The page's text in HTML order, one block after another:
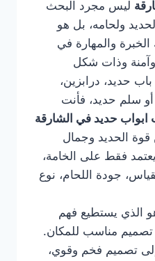
ليس مجرد البحث
ولحامه، بل هو
والمهارة في
وآمنة وذات شكل
حديد، درابزين،
سلم حديد، فأنت
ابواب حديد في الشارقة
الحديد وجمال
يعتمد فقط على الخامة،
جودة اللحام، نوع
الذي يستطيع فهم
تصميم مناسب للمكان.
إلى تصميم فخم وقوي،